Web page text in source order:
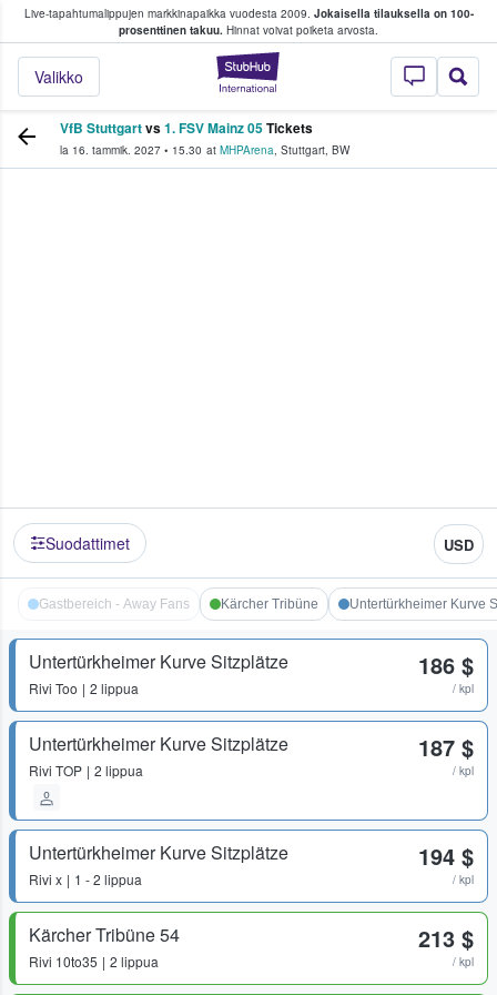
Live-tapahtumalippujen markkinapaikka vuodesta 2009. Jokaisella tilauksella on 100-
prosenttinen takuu. Hinnat voivat poiketa arvosta.
StubHub -
Valikko
fanit ostavat ja myyvät lippuja
VfB Stuttgartvs1. FSV Mainz 05Tickets
la 16. tammik. 2027 • 15.30 at MHPArena, Stuttgart, BW
Suodattimet USD
Gastbereich - Away Fans Kärcher Tribüne Untertürkheimer Kurve
Untertürkheimer Kurve Sitzplätze
Rivi Too 2 lippua
186 $
/ kpl
Untertürkheimer Kurve Sitzplätze
Rivi TOP 2 lippua
187 $
/ kpl
Untertürkheimer Kurve Sitzplätze
Rivi x 1 - 2 lippua
194 $
/ kpl
Kärcher Tribüne 54
Rivi 10to35 2 lippua
213 $
/ kpl